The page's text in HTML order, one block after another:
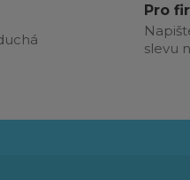
Pro
slevu